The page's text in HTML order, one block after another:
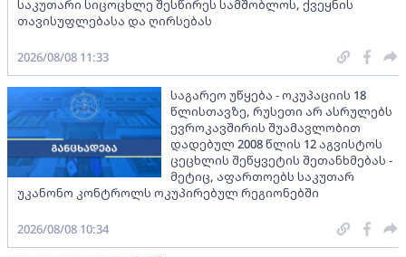
საკუთარი სიცოცხლე შესწირეს სამშობლოს, ქვეყნის
თავისუფლებასა და ღირსებას
2026/08/08 11:33
საგარეო უწყება - ოკუპაციის 18
წლისთავზე, რუსეთი არ ასრულებს
ევროკავშირის შუამავლობით
დადებულ 2008 წლის 12 აგვისტოს
ცეცხლის შეწყვეტის შეთანხმებას -
მეტიც, აფართოებს საკუთარ
უკანონო კონტროლს ოკუპირებულ რეგიონებში
2026/08/08 10:34